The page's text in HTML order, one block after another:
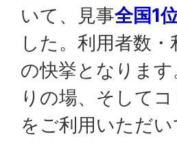
いて、見事全国1
した。利用者数
の快挙となりま
りの場、そして
をご利用いただ